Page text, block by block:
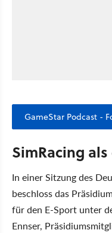
GameStar Podcast -
SimRacing
In einer Sitzung des
beschloss das
für den E-Sport unter
Ennser,